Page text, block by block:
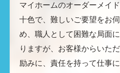
マイホームのオーダーメイ
十色で、難しいご要望をお
め、職人として困難な局面
りますが、お客様からいた
励みに、責任を持って仕事